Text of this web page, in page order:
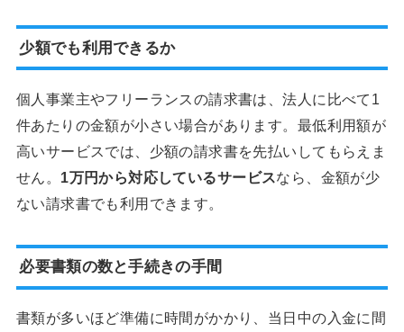
少額でも利用できるか
個人事業主やフリーランスの請求書は、法人に比べて1
件あたりの金額が小さい場合があります。最低利用額が
高いサービスでは、少額の請求書を先払いしてもらえま
せん。 1万円から対応しているサービスなら、金額が少
ない請求書でも利用できます。
必要書類の数と手続きの手間
書類が多いほど準備に時間がかかり、当日中の入金に間